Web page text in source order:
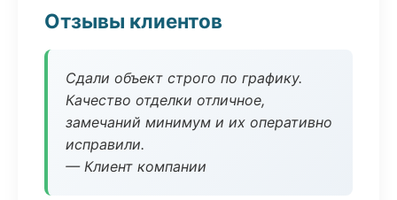
Отзывы клиентов
Сдали объект строго по графику.
Качество отделки отличное,
замечаний минимум и их оперативно
исправили.
— Клиент компании